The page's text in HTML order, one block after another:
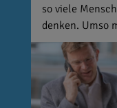
so viele
denken. Umso